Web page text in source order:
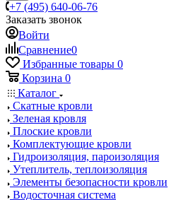
+7 (495) 640-06-76
Заказать звонок
Войти
Сравнение0
Избранные товары 0
Корзина 0
Каталог
Скатные кровли
Зеленая кровля
Плоские кровли
Комплектующие кровли
Гидроизоляция, пароизоляция
Утеплитель, теплоизоляция
Элементы безопасности кровли
Водосточная система